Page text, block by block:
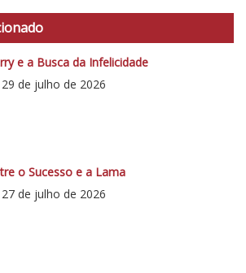
e a Busca da Infelicidade
29 de julho de 2026
o Sucesso e a Lama
27 de julho de 2026